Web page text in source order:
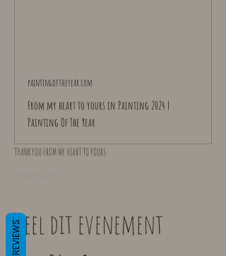
paintingoftheyear.com
From my heart to yours in Painting 2024 |
Painting Of The Year
THANK YOU FROM MY HEART TO YOURS
Deel dit evenement
REVIEWS